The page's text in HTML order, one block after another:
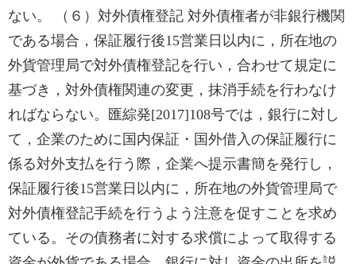
ない。 （６）対外債権登記 対外債権者が非銀行機関
である場合，保証履行後15営業日以内に，所在地の
外貨管理局で対外債権登記を行い，合わせて規定に
基づき，対外債権関連の変更，抹消手続を行わなけ
ればならない。匯綜発[2017]108号では，銀行に対し
て，企業のために国内保証・国外借入の保証履行に
係る対外支払を行う際，企業へ提示書簡を発行し，
保証履行後15営業日以内に，所在地の外貨管理局で
対外債権登記手続を行うよう注意を促すことを求め
ている。その債務者に対する求償によって取得する